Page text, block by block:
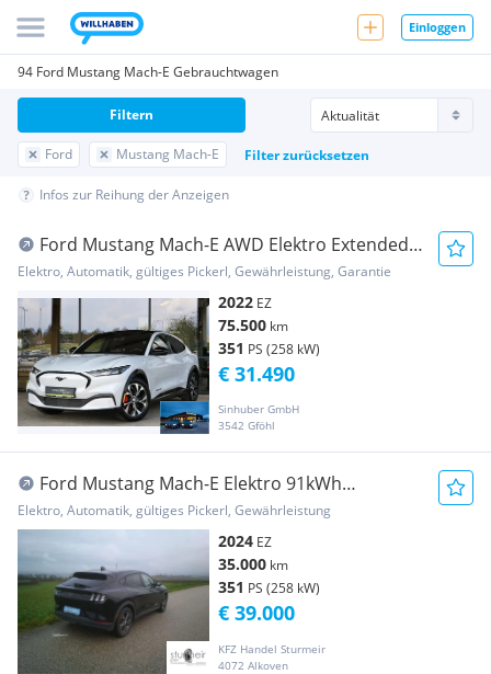
Einloggen
94 Ford Mustang Mach-E Gebrauchtwagen
Ford Mustang Mach-E Filter zurücksetzen
Filtern
Infos zur Reihung der Anzeigen
Ford Mustang Mach-E AWD Elektro Extended
Range ACC, ...
Elektro, Automatik, gültiges Pickerl, Gewährleistung, Garantie
2022 EZ
75.500 km
351 PS (258 kW)
Sinhuber GmbH
3542 Gföhl
€ 31.490
Ford Mustang Mach-E Elektro 91kWh
Extended Range wen...
Elektro, Automatik, gültiges Pickerl, Gewährleistung
2024 EZ
35.000 km
351 PS (258 kW)
KFZ Handel Sturmeir
4072 Alkoven
€ 39.000